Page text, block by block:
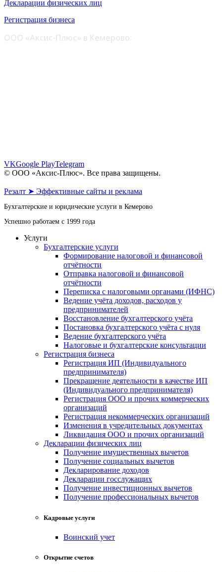
Декларации физических лиц
Регистрация бизнеса
VKGoogle PlayTelegram
© ООО «Аксис-Плюс». Все права защищены.
Резалт ➤ Эффективные сайты и реклама
Бухгалтерские и юридические услуги в Кемерово
Успешно работаем с 1999 года
Услуги
Бухгалтерские услуги
Формирование налоговой и финансовой
отчётности
Отправка налоговой и финансовой
отчётности
Переписка с налоговыми органами (ИФНС)
Ведение учёта доходов, расходов у
предпринимателей
Восстановление бухгалтерского учёта
Постановка бухгалтерского учёта с нуля
Ведение бухгалтерского учёта
Налоговые и бухгалтерские консультации
Регистрация бизнеса
Регистрация ИП (Индивидуального
предпринимателя)
Прекращение деятельности в качестве ИП
(Индивидуального предпринимателя)
Регистрация ООО и прочих коммерческих
организаций
Регистрация некоммерческих организаций
Изменения в учредительных документах
Ликвидация ООО и прочих организаций
Декларации физических лиц
Получение имущественных вычетов
Получение социальных вычетов
Декларирование доходов
Декларации госслужащих
Получение инвестиционных вычетов
Получение профессиональных вычетов
Кадровые услуги
Воинский учет
Открытие счетов